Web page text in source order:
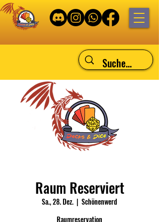
Raum Reserviert
Sa., 28. Dez.
  |
Schönenwerd
Raumreservation